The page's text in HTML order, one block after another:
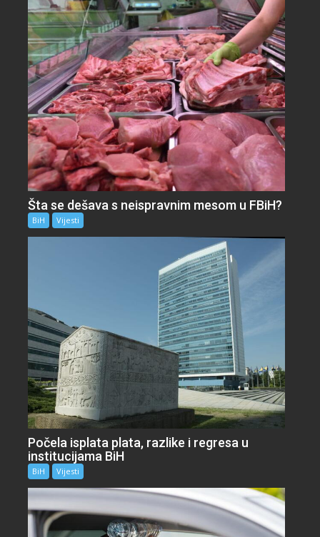
Šta se dešava s neispravnim mesom u FBiH?
BiH Vijesti
Počela isplata plata, razlike i regresa u
institucijama BiH
BiH Vijesti